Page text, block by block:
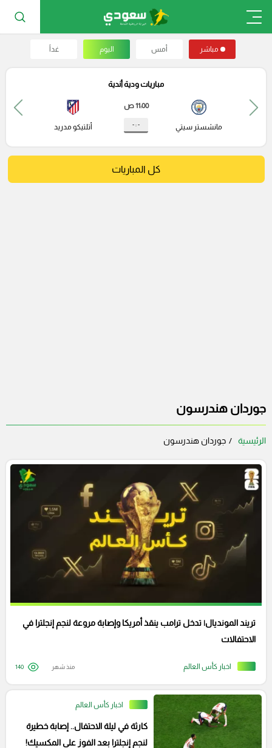
مباشر أمس اليوم غداً
مباريات ودية أندية
مانشستر سيتي
11:00 ص
- : - أتلتيكو مدريد
كل المباريات
جوردان هندرسون
الرئيسية جوردان هندرسون
اخبار كأس العالم
تريند المونديال| تدخل ترامب ينقذ أمريكا وإصابة مروعة لنجم إنجلترا في
الاحتفالات
منذ شهر 140
اخبار كأس العالم
كارثة في ليلة الاحتفال.. إصابة خطيرة
لنجم إنجلترا بعد الفوز على المكسيك!